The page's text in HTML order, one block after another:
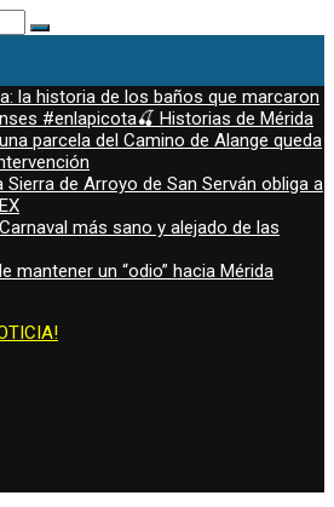
la historia de los baños que marcaron
#enlapicota🍒 Historias de Mérida
parcela del Camino de Alange queda
de Arroyo de San Serván obliga a
más sano y alejado de las
mantener un “odio” hacia Mérida